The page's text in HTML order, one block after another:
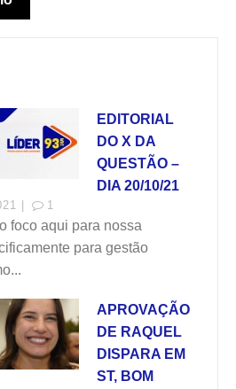
EDITORIAL
DO X DA
QUESTÃO –
DIA 20/10/21
| 1
foco aqui para nossa
para gestão
APROVAÇÃO
DE RAQUEL
DISPARA EM
ST, BOM